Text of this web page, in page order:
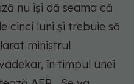
nu își dă seama că
cinci luni și trebuie să
ministrul
în timpul unei